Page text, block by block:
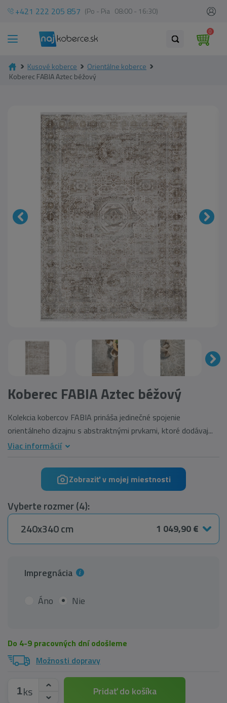
+421 222 205 857 (Po - Pia 08:00 - 16:30)
0
Kusové koberce
Orientálne koberce
Koberec FABIA Aztec béžový
Koberec FABIA Aztec béžový
Kolekcia kobercov FABIA prináša jedinečné spojenie
orientálneho dizajnu s abstraktnými prvkami, ktoré dodávaj...
Viac informácií
Zobraziť v mojej miestnosti
Vyberte rozmer (4):
240x340 cm
1 049,90 €
Impregnácia
Áno Nie
Do 4-9 pracovných dní odošleme
Možnosti dopravy
ks Pridať do košíka